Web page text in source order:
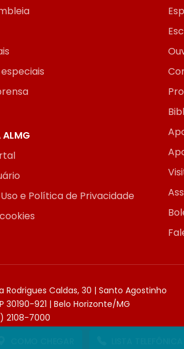
ALMG
e Política de Privacidade
Rodrigues Caldas, 30 | Santo Agostinho
30190-921 | Belo Horizonte/MG
2108-7000